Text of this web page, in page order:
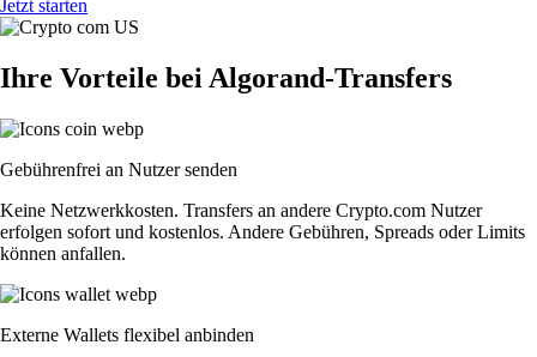
Jetzt starten
Ihre Vorteile bei Algorand-Transfers
Gebührenfrei an Nutzer senden
Keine Netzwerkkosten. Transfers an andere Crypto.com Nutzer
erfolgen sofort und kostenlos. Andere Gebühren, Spreads oder Limits
können anfallen.
Externe Wallets flexibel anbinden